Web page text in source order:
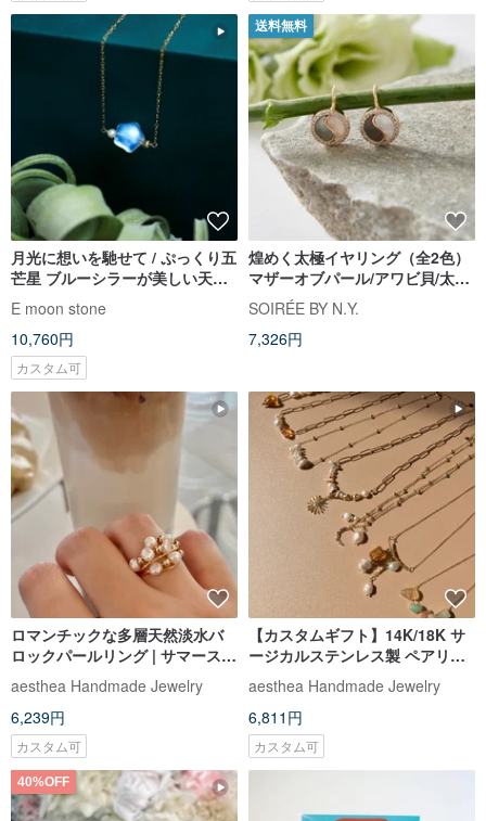
月光に想いを馳せて / ぷっくり五
芒星 ブルーシラーが美しい天然
ムーンストーンの鎖骨ネックレ
ス 14KGF
E moon stone
10,760円
カスタム可
送料無料
煌めく太極イヤリング（全2色）
マザーオブパール/アワビ貝/太極/
吉祥/平和
SOIRÉE BY N.Y.
7,326円
ロマンチックな多層天然淡水バ
ロックパールリング | サマースタ
イル
aesthea Handmade Jewelry
6,239円
カスタム可
【カスタムギフト】14K/18K サ
ージカルステンレス製 ペアリン
グ・ブレスレット 天然バロック
淡水パール
aesthea Handmade Jewelry
6,811円
カスタム可
40%OFF